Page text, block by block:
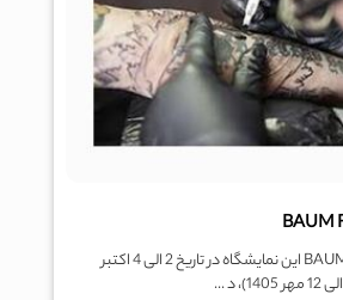
نمایشگاه تاتو BAUM Fest این نمایشگاه در تاریخ 2 الی 4 اکتبر